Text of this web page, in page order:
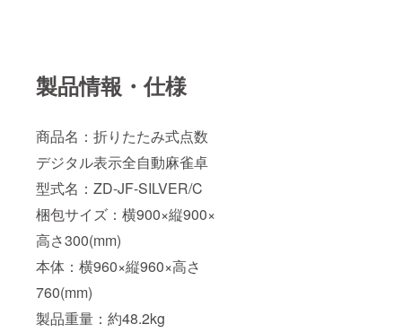
製品情報・仕様
商品名：折りたたみ式点数
デジタル表示全自動麻雀卓
型式名：ZD-JF-SILVER/C
梱包サイズ：横900×縦900×
高さ300(mm)
本体：横960×縦960×高さ
760(mm)
製品重量：約48.2kg